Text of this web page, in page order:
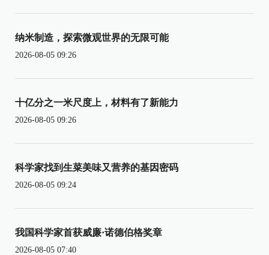
纳米制造，探索微观世界的无限可能
2026-08-05 09:26
十亿分之一米尺度上，材料有了新能力
2026-08-05 09:26
科学家找到生菜美味又营养的基因密码
2026-08-05 09:24
我国科学家首获威廉·诺德伯格奖章
2026-08-05 07:40